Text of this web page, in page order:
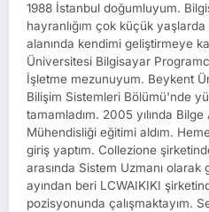
1988 İstanbul doğumluyum.
hayranlığım çok küçük
alanında kendimi geliştirmeye
Üniversitesi Bilgisayar
İşletme mezunuyum. Beykent
Bilişim Sistemleri Bölümü'nde
tamamladım. 2005 yılında
Mühendisliği eğitimi aldım.
giriş yaptım. Collezione
arasında Sistem Uzmanı
ayından beri LCWAIKIKI
pozisyonunda çalışmaktayım.